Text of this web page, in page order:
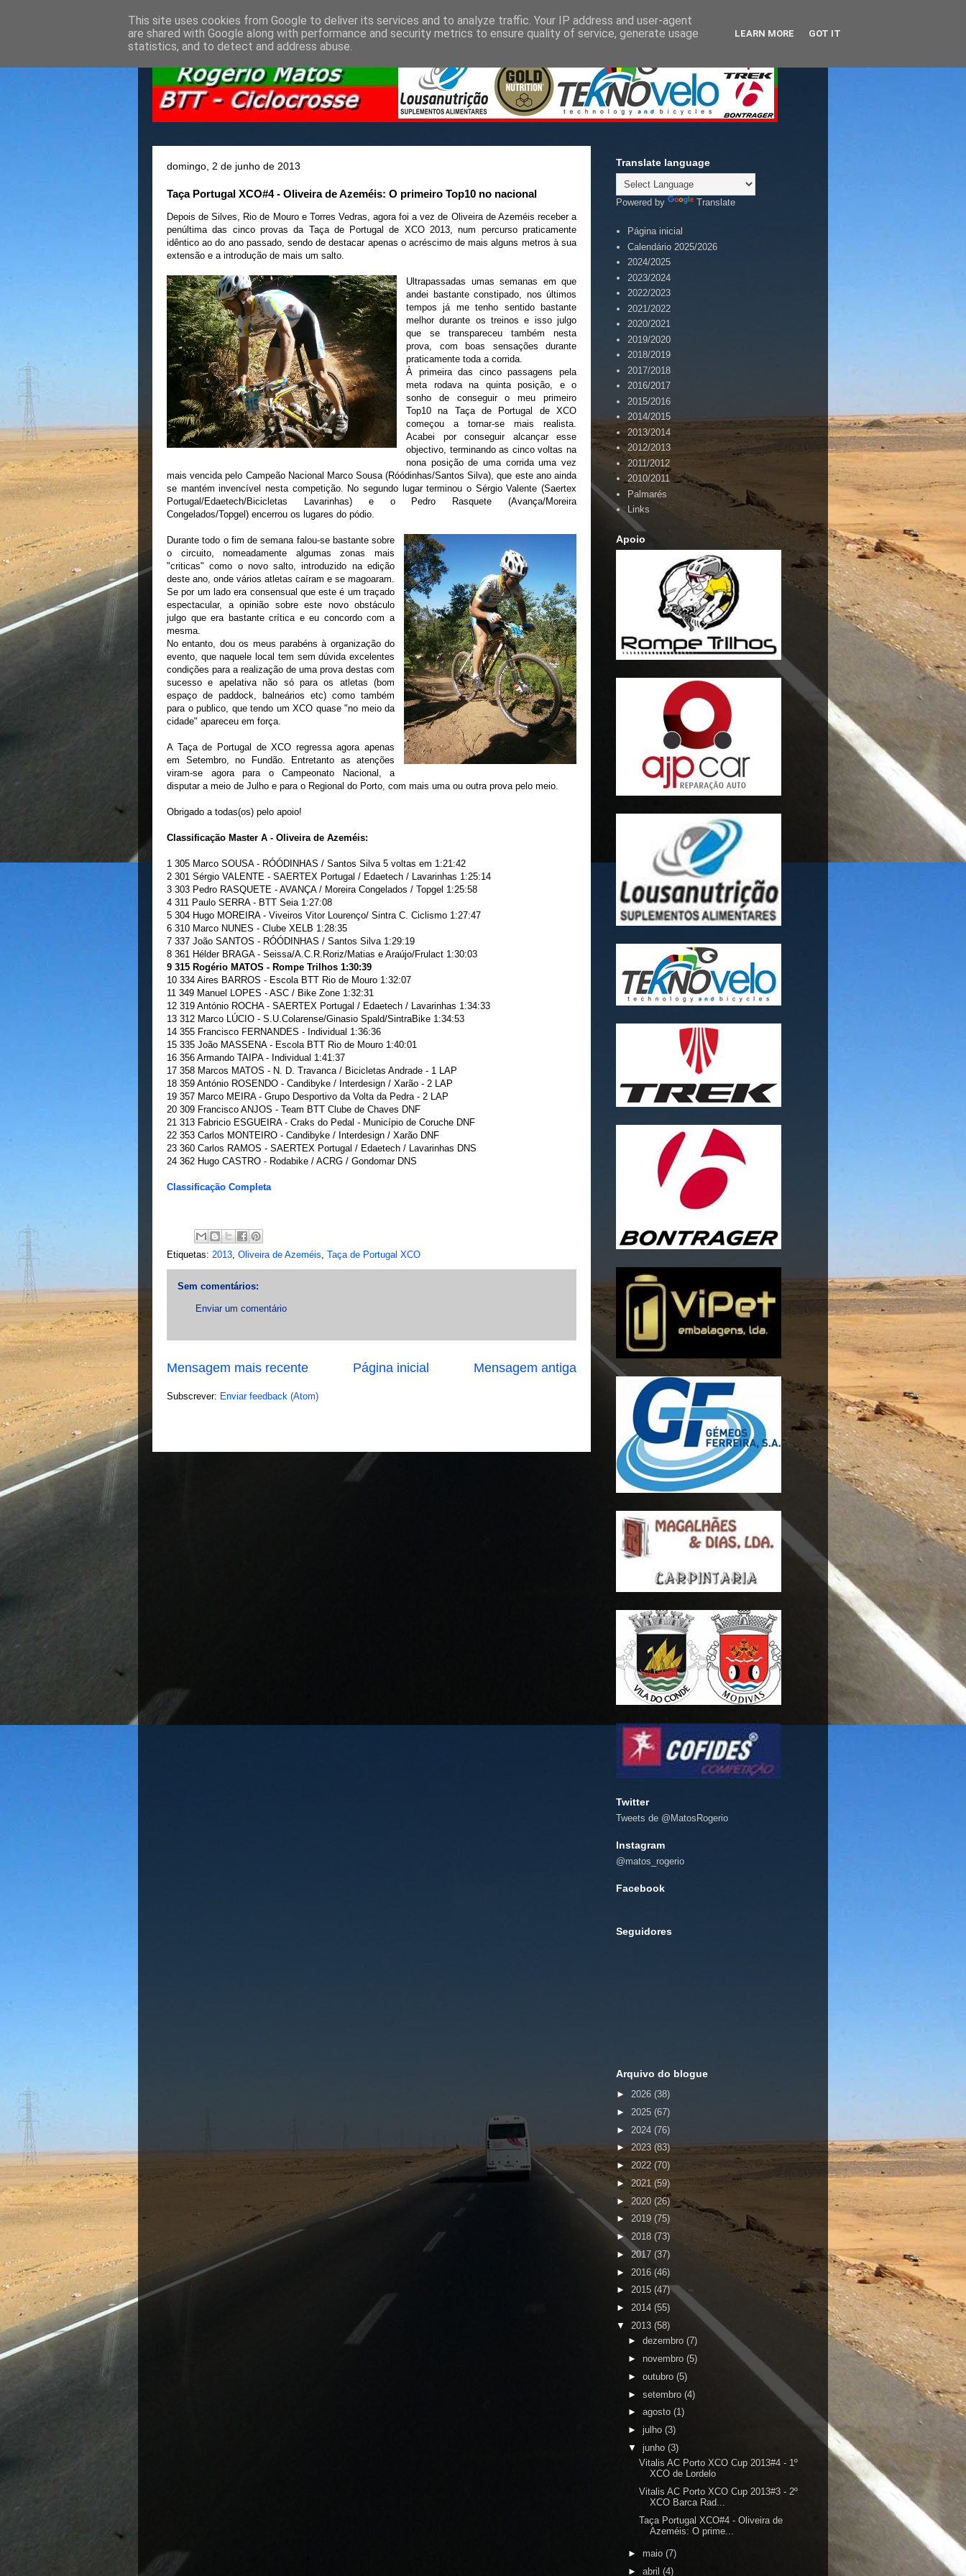
domingo, 2 de junho de 2013
Taça Portugal XCO#4 - Oliveira de Azeméis: O primeiro Top10 no nacional
Depois de Silves, Rio de Mouro e Torres Vedras, agora foi a vez de Oliveira de Azeméis receber a
penúltima das cinco provas da Taça de Portugal de XCO 2013, num percurso praticamente
idêntico ao do ano passado, sendo de destacar apenas o acréscimo de mais alguns metros à sua
extensão e a introdução de mais um salto.
Ultrapassadas umas semanas em que
andei bastante constipado, nos últimos
tempos já me tenho sentido bastante
melhor durante os treinos e isso julgo
que se transpareceu também nesta
prova, com boas sensações durante
praticamente toda a corrida.
À primeira das cinco passagens pela
meta rodava na quinta posição, e o
sonho de conseguir o meu primeiro
Top10 na Taça de Portugal de XCO
começou a tornar-se mais realista.
Acabei por conseguir alcançar esse
objectivo, terminando as cinco voltas na
nona posição de uma corrida uma vez
mais vencida pelo Campeão Nacional Marco Sousa (Róódinhas/Santos Silva), que este ano ainda
se mantém invencível nesta competição. No segundo lugar terminou o Sérgio Valente (Saertex
Portugal/Edaetech/Bicicletas Lavarinhas) e o Pedro Rasquete (Avança/Moreira
Congelados/Topgel) encerrou os lugares do pódio.
Durante todo o fim de semana falou-se bastante sobre
o circuito, nomeadamente algumas zonas mais
"criticas" como o novo salto, introduzido na edição
deste ano, onde vários atletas caíram e se magoaram.
Se por um lado era consensual que este é um traçado
espectacular, a opinião sobre este novo obstáculo
julgo que era bastante crítica e eu concordo com a
mesma.
No entanto, dou os meus parabéns à organização do
evento, que naquele local tem sem dúvida excelentes
condições para a realização de uma prova destas com
sucesso e apelativa não só para os atletas (bom
espaço de paddock, balneários etc) como também
para o publico, que tendo um XCO quase "no meio da
cidade" apareceu em força.
A Taça de Portugal de XCO regressa agora apenas
em Setembro, no Fundão. Entretanto as atenções
viram-se agora para o Campeonato Nacional, a
disputar a meio de Julho e para o Regional do Porto, com mais uma ou outra prova pelo meio.
Obrigado a todas(os) pelo apoio!
Classificação Master A - Oliveira de Azeméis:
1 305 Marco SOUSA - RÓÓDINHAS / Santos Silva 5 voltas em 1:21:42
2 301 Sérgio VALENTE - SAERTEX Portugal / Edaetech / Lavarinhas 1:25:14
3 303 Pedro RASQUETE - AVANÇA / Moreira Congelados / Topgel 1:25:58
4 311 Paulo SERRA - BTT Seia 1:27:08
5 304 Hugo MOREIRA - Viveiros Vitor Lourenço/ Sintra C. Ciclismo 1:27:47
6 310 Marco NUNES - Clube XELB 1:28:35
7 337 João SANTOS - RÓÓDINHAS / Santos Silva 1:29:19
8 361 Hélder BRAGA - Seissa/A.C.R.Roriz/Matias e Araújo/Frulact 1:30:03
9 315 Rogério MATOS - Rompe Trilhos 1:30:39
10 334 Aires BARROS - Escola BTT Rio de Mouro 1:32:07
11 349 Manuel LOPES - ASC / Bike Zone 1:32:31
12 319 António ROCHA - SAERTEX Portugal / Edaetech / Lavarinhas 1:34:33
13 312 Marco LÚCIO - S.U.Colarense/Ginasio Spald/SintraBike 1:34:53
14 355 Francisco FERNANDES - Individual 1:36:36
15 335 João MASSENA - Escola BTT Rio de Mouro 1:40:01
16 356 Armando TAIPA - Individual 1:41:37
17 358 Marcos MATOS - N. D. Travanca / Bicicletas Andrade - 1 LAP
18 359 António ROSENDO - Candibyke / Interdesign / Xarão - 2 LAP
19 357 Marco MEIRA - Grupo Desportivo da Volta da Pedra - 2 LAP
20 309 Francisco ANJOS - Team BTT Clube de Chaves DNF
21 313 Fabricio ESGUEIRA - Craks do Pedal - Município de Coruche DNF
22 353 Carlos MONTEIRO - Candibyke / Interdesign / Xarão DNF
23 360 Carlos RAMOS - SAERTEX Portugal / Edaetech / Lavarinhas DNS
24 362 Hugo CASTRO - Rodabike / ACRG / Gondomar DNS
Classificação Completa
Etiquetas: 2013, Oliveira de Azeméis, Taça de Portugal XCO
Sem comentários:
Enviar um comentário
Mensagem mais recente Mensagem antiga
Página inicial
Subscrever: Enviar feedback (Atom)
Translate language
Powered by Translate
Página inicial
Calendário 2025/2026
2024/2025
2023/2024
2022/2023
2021/2022
2020/2021
2019/2020
2018/2019
2017/2018
2016/2017
2015/2016
2014/2015
2013/2014
2012/2013
2011/2012
2010/2011
Palmarés
Links
Apoio
Twitter
Tweets de @MatosRogerio
Instagram
@matos_rogerio
Facebook
Seguidores
Arquivo do blogue
► 2026 (38)
► 2025 (67)
► 2024 (76)
►2023(83)
► 2022 (70)
► 2021 (59)
► 2020 (26)
► 2019 (75)
► 2018 (73)
► 2017 (37)
► 2016 (46)
► 2015 (47)
► 2014 (55)
▼ 2013 (58)
► dezembro (7)
► novembro (5)
► outubro (5)
► setembro (4)
► agosto (1)
► julho (3)
▼ junho (3)
Vitalis AC Porto XCO Cup 2013#4 - 1º
XCO de Lordelo
Vitalis AC Porto XCO Cup 2013#3 - 2º
XCO Barca Rad...
Taça Portugal XCO#4 - Oliveira de
Azeméis: O prime...
► maio (7)
► abril (4)
This site uses cookies from Google to deliver its services and to analyze traffic. Your IP address and user-agent
are shared with Google along with performance and security metrics to ensure quality of service, generate usage
statistics, and to detect and address abuse.
LEARN MORE GOT IT